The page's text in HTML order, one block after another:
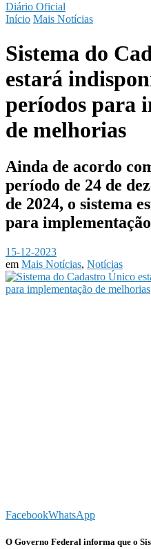
Diário Oficial
Início Mais Notícias
Sistema do
estará
períodos para
de melhorias
Ainda de acordo
período de 24 de
de 2024, o sistema
para
15-12-2023
em Mais Notícias, Notícias
FacebookWhatsApp
O Governo Federal informa que o